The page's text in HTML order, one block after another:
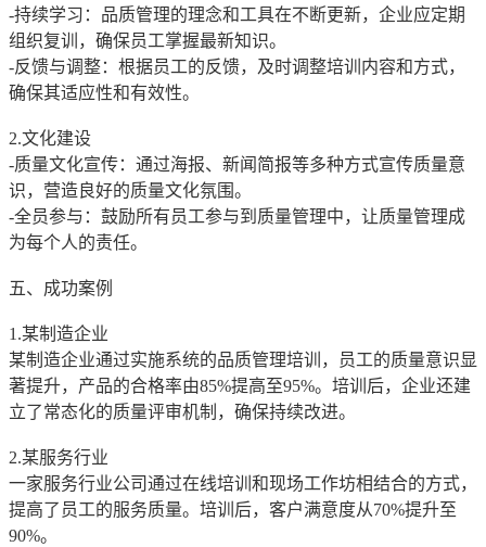
-持续学习：品质管理的理念和工具在不断更新，企业应定期
组织复训，确保员工掌握最新知识。
-反馈与调整：根据员工的反馈，及时调整培训内容和方式，
确保其适应性和有效性。
2.文化建设
-质量文化宣传：通过海报、新闻简报等多种方式宣传质量意
识，营造良好的质量文化氛围。
-全员参与：鼓励所有员工参与到质量管理中，让质量管理成
为每个人的责任。
五、成功案例
1.某制造企业
某制造企业通过实施系统的品质管理培训，员工的质量意识显
著提升，产品的合格率由85%提高至95%。培训后，企业还建
立了常态化的质量评审机制，确保持续改进。
2.某服务行业
一家服务行业公司通过在线培训和现场工作坊相结合的方式，
提高了员工的服务质量。培训后，客户满意度从70%提升至
90%。